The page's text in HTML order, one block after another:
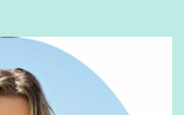
além de informação
preocupantes, do tipo que
espaço, vou trabalhar a ideia
mas que gere de